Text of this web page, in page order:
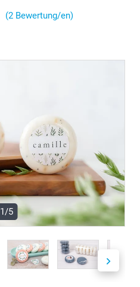
(2 Bewertung/en)
1/5